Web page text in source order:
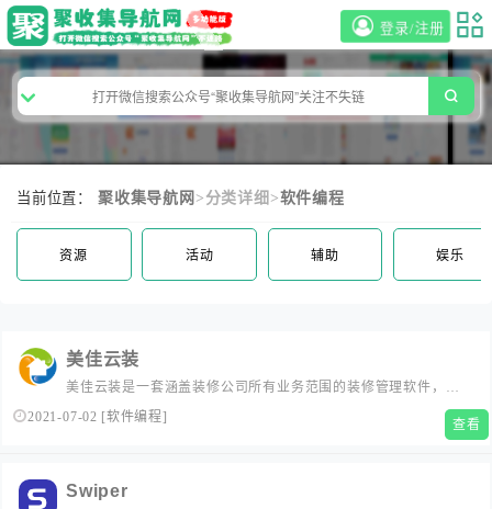
登录/注册
当前位置： 聚收集导航网 >分类详细>软件编程
资源 活动 辅助 娱乐
美佳云装
美佳云装是一套涵盖装修公司所有业务范围的装修管理软件，以
装修预算软件系统功能为基础，包含装修定制精装房工程管理，
2021-07-02 [软件编程] 查看
Swiper